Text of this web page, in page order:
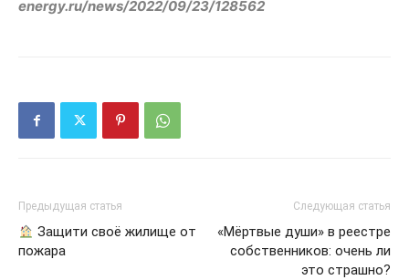
energy.ru/news/2022/09/23/128562
Предыдущая статья
Защити своё жилище от
пожара
Следующая статья
«Мёртвые души» в реестре
собственников: очень ли
это страшно?